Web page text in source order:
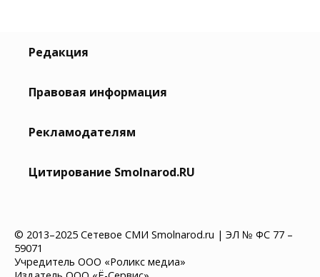
Редакция
Правовая информация
Рекламодателям
Цитирование Smolnarod.RU
© 2013–2025 Сетевое СМИ Smolnarod.ru | ЭЛ № ФС 77 –
59071
Учредитель ООО «Роликс медиа»